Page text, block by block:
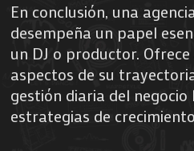
En conclusión, una
desempeña un papel
un DJ o productor.
aspectos de su
gestión diaria del
estrategias de